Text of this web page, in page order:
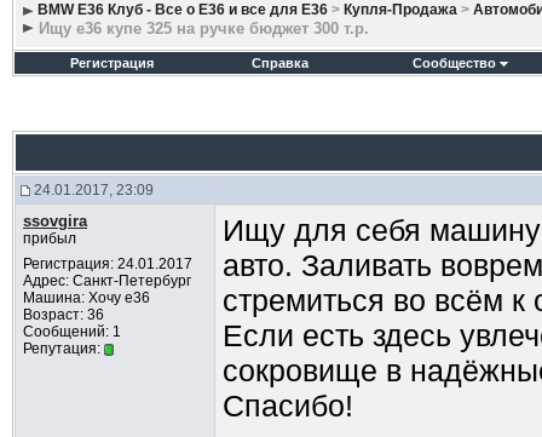
BMW E36 Клуб - Все о Е36 и все для Е36 > Купля-Продажа >
Ищу е36 купе 325 на ручке бюджет 300 т.р.
Регистрация Справка Сообщество
24.01.2017, 23:09
ssovgira
прибыл
Регистрация: 24.01.2017
Адрес: Санкт-Петербург
Машина: Хочу e36
Возраст: 36
Сообщений: 1
Репутация:
Ищу для себя машину
авто. Заливать
стремиться во всём к
Если есть здесь
сокровище в
Спасибо!